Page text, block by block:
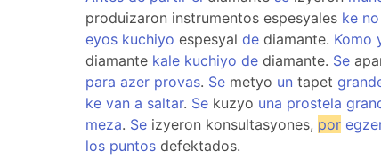
produizaron instrumentos espesyales ke no
eyos kuchiyo espesyal de diamante. Komo
diamante kale kuchiyo de diamante. Se
para azer provas. Se metyo un tapet
ke van a saltar. Se kuzyo una prostela
meza. Se izyeron konsultasyones, por
los puntos defektados.